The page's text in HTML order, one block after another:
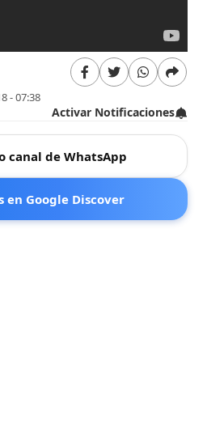
- 07:38
Activar Notificaciones
canal de WhatsApp
en Google Discover